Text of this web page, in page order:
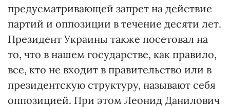
предусматривающей запрет на действие
партий и оппозиции в течение десяти лет.
Президент Украины также посетовал на
то, что в нашем государстве, как правило,
все, кто не входит в правительство или в
президентскую структуру, называют себя
оппозицией. При этом Леонид Данилович